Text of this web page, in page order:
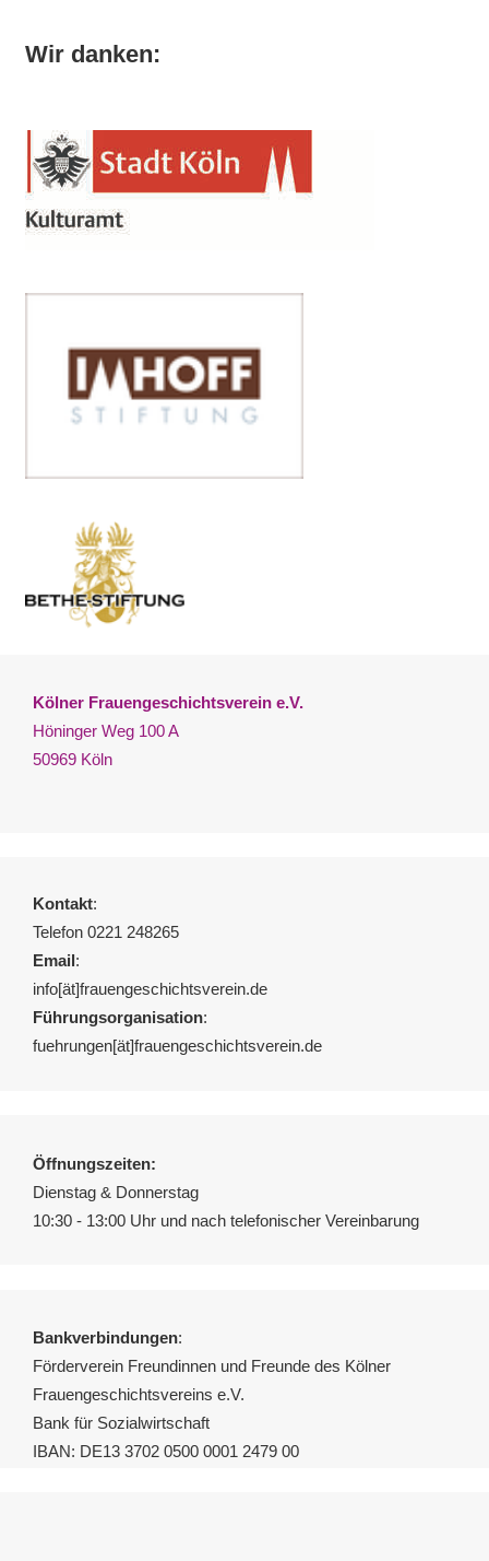
Wir danken:
Kölner Frauengeschichtsverein e.V.
Höninger Weg 100 A
50969 Köln
Kontakt:
Telefon 0221 248265
Email:
info[ät]frauengeschichtsverein.de
Führungsorganisation:
fuehrungen[ät]frauengeschichtsverein.de
Öffnungszeiten:
Dienstag & Donnerstag
10:30 - 13:00 Uhr und nach telefonischer Vereinbarung
Bankverbindungen:
Förderverein Freundinnen und Freunde des Kölner
Frauengeschichtsvereins e.V.
Bank für Sozialwirtschaft
IBAN: DE13 3702 0500 0001 2479 00